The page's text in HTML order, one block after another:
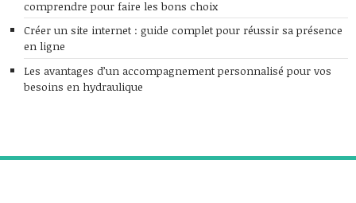
comprendre pour faire les bons choix
Créer un site internet : guide complet pour réussir sa présence
en ligne
Les avantages d’un accompagnement personnalisé pour vos
besoins en hydraulique